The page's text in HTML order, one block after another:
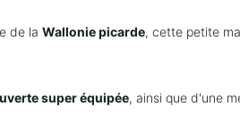
de la Wallonie picarde, cette petite
super équipée, ainsi que d'une